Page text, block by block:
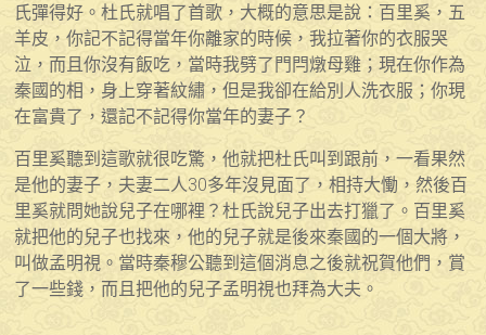
氏彈得好。杜氏就唱了首歌，大概的意思是說：百里奚，五
羊皮，你記不記得當年你離家的時候，我拉著你的衣服哭
泣，而且你沒有飯吃，當時我劈了門閂燉母雞；現在你作為
秦國的相，身上穿著紋繡，但是我卻在給別人洗衣服；你現
在富貴了，還記不記得你當年的妻子？
百里奚聽到這歌就很吃驚，他就把杜氏叫到跟前，一看果然
是他的妻子，夫妻二人30多年沒見面了，相持大慟，然後百
里奚就問她說兒子在哪裡？杜氏說兒子出去打獵了。百里奚
就把他的兒子也找來，他的兒子就是後來秦國的一個大將，
叫做孟明視。當時秦穆公聽到這個消息之後就祝賀他們，賞
了一些錢，而且把他的兒子孟明視也拜為大夫。